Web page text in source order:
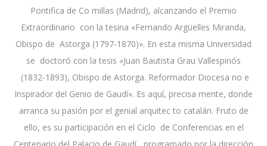
Pontifica de Co millas (Madrid), alcanzando el Premio
Extraordinario con la tesina «Fernando Argüelles Miranda,
Obispo de Astorga (1797-1870)». En esta misma Universidad
se doctoró con la tesis «Juan Bautista Grau Vallespinós
(1832-1893), Obispo de Astorga. Reformador Diocesa no e
Inspirador del Genio de Gaudí». Es aquí, precisa mente, donde
arranca su pasión por el genial arquitec to catalán. Fruto de
ello, es su participación en el Ciclo de Conferencias en el
Centenario del Palacio de Gaudí, programado por la dirección